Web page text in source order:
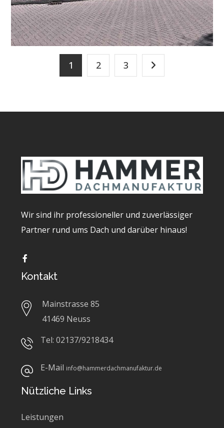
1 2 3
Wir sind ihr professioneller und zuverlässiger
Partner rund ums Dach und darüber hinaus!
Kontakt
Mainstrasse 85
41469 Neuss
Tel: 02137/9218434
E-Mail info@hammerdachmanufaktur.de
Nützliche Links
Leistungen